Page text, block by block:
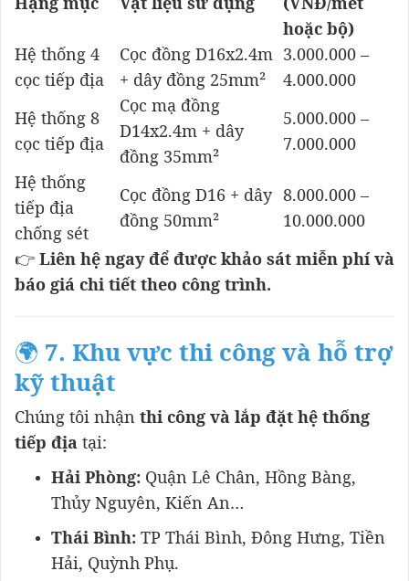
hoặc bộ)
Hệ thống 4
cọc tiếp địa
Cọc đồng D16x2.4m
+ dây đồng 25mm²
3.000.000 –
4.000.000
Hệ thống 8
cọc tiếp địa
Cọc mạ đồng
D14x2.4m + dây
đồng 35mm²
5.000.000 –
7.000.000
Hệ thống
tiếp địa
chống sét
Cọc đồng D16 + dây
đồng 50mm²
8.000.000 –
10.000.000
👉 Liên hệ ngay để được khảo sát miễn phí và
báo giá chi tiết theo công trình.
🌍 7. Khu vực thi công và hỗ trợ
kỹ thuật
Chúng tôi nhận thi công và lắp đặt hệ thống
tiếp địa tại:
Hải Phòng: Quận Lê Chân, Hồng Bàng,
Thủy Nguyên, Kiến An…
Thái Bình: TP Thái Bình, Đông Hưng, Tiền
Hải, Quỳnh Phụ.